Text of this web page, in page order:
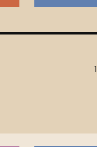
1